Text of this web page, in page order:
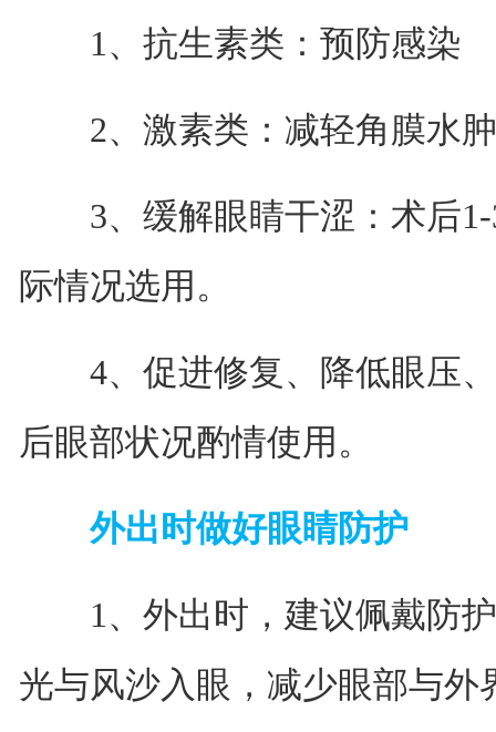
1、抗生素类：预防感染
2、激素类：减轻角膜水肿
3、缓解眼睛干涩：术后1-
际情况选用。
4、促进修复、降低眼压、
后眼部状况酌情使用。
外出时做好眼睛防护
1、外出时，建议佩戴防护
光与风沙入眼，减少眼部与外